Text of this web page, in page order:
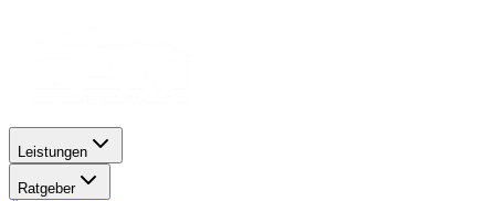
Leistungen
Ratgeber